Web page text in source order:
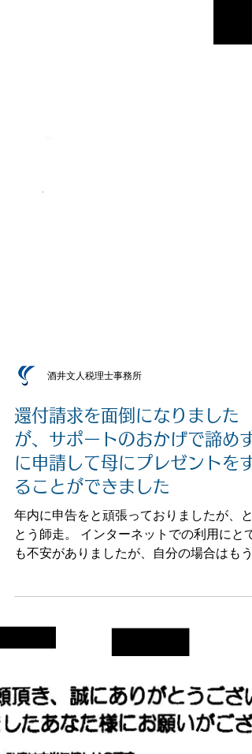
酒井文人税理士事務所
還付請求を面倒になりました
が、サポートのおかげで諦めず
に申請して母にプレゼントをす
ることができました
年内に申告をと頑張っておりましたが、と
に全く納得できないのだからと覚悟をして
電話を掛けました。 HPには、ひと月あた